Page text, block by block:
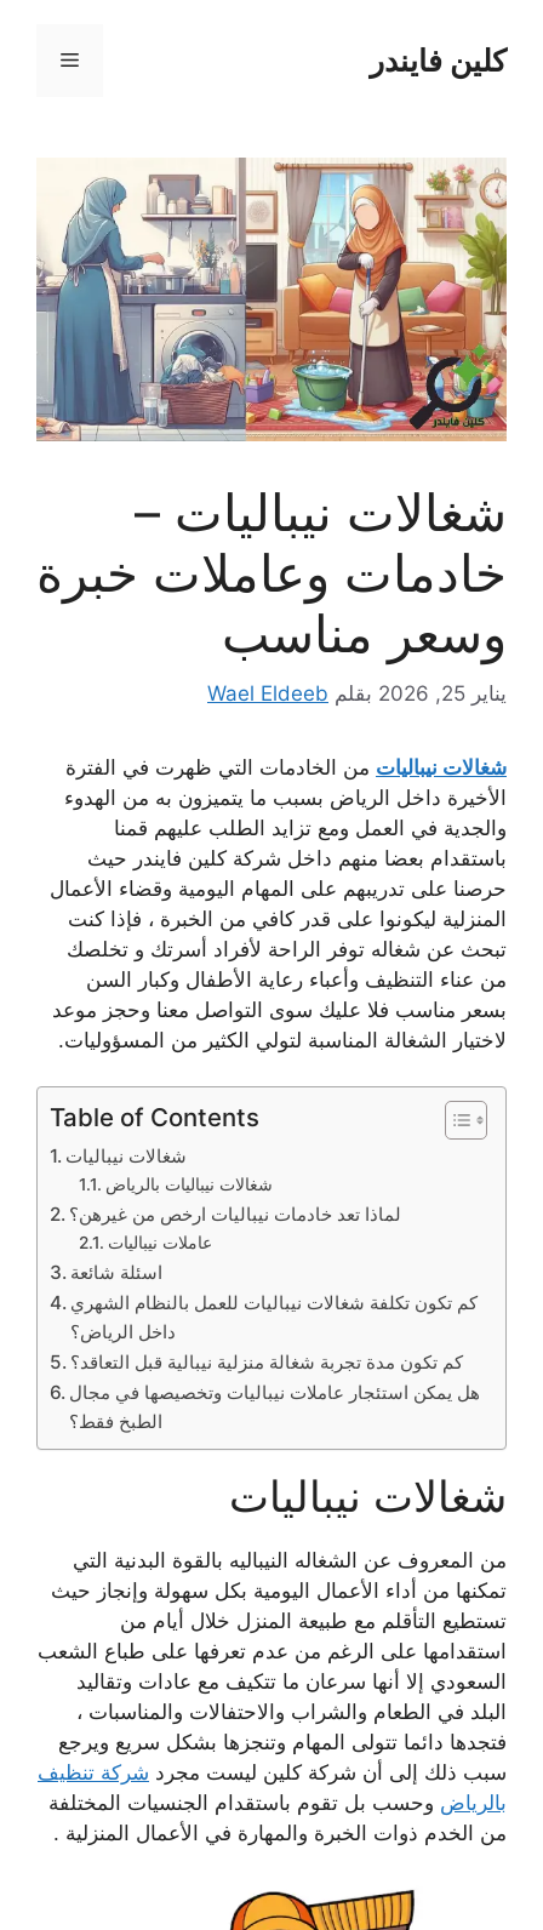
المحتوىكلين فايندر القائمة
شغالات نيباليات –
خادمات وعاملات خبرة
وسعر مناسب
يناير 25, 2026 بقلم Wael Eldeeb
شغالات نيباليات من الخادمات التي ظهرت في الفترة
الأخيرة داخل الرياض بسبب ما يتميزون به من الهدوء
والجدية في العمل ومع تزايد الطلب عليهم قمنا
باستقدام بعضا منهم داخل شركة كلين فايندر حيث
حرصنا على تدريبهم على المهام اليومية وقضاء الأعمال
المنزلية ليكونوا على قدر كافي من الخبرة ، فإذا كنت
تبحث عن شغاله توفر الراحة لأفراد أسرتك و تخلصك
من عناء التنظيف وأعباء رعاية الأطفال وكبار السن
بسعر مناسب فلا عليك سوى التواصل معنا وحجز موعد
لاختيار الشغالة المناسبة لتولي الكثير من المسؤوليات.
Table of Contents
شغالات نيباليات
شغالات نيباليات بالرياض
لماذا تعد خادمات نيباليات ارخص من غيرهن؟
عاملات نيباليات
اسئلة شائعة
كم تكون تكلفة شغالات نيباليات للعمل بالنظام الشهري
داخل الرياض؟
كم تكون مدة تجربة شغالة منزلية نيبالية قبل التعاقد؟
هل يمكن استئجار عاملات نيباليات وتخصيصها في مجال
الطبخ فقط؟
شغالات نيباليات
من المعروف عن الشغاله النيباليه بالقوة البدنية التي
تمكنها من أداء الأعمال اليومية بكل سهولة وإنجاز حيث
تستطيع التأقلم مع طبيعة المنزل خلال أيام من
استقدامها على الرغم من عدم تعرفها على طباع الشعب
السعودي إلا أنها سرعان ما تتكيف مع عادات وتقاليد
البلد في الطعام والشراب والاحتفالات والمناسبات ،
فتجدها دائما تتولى المهام وتنجزها بشكل سريع ويرجع
سبب ذلك إلى أن شركة كلين ليست مجرد شركة تنظيف
بالرياض وحسب بل تقوم باستقدام الجنسيات المختلفة
من الخدم ذوات الخبرة والمهارة في الأعمال المنزلية .